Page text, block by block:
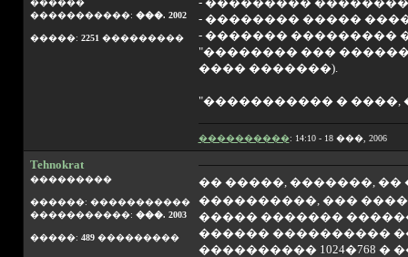
������
�����������: ���. 2002
�����: 2251 ���������
- �������� �����
- ������� ���������
"�������� ���
���� �������).
"����������� �
����������: 14:10 - 18 ���, 2006
Tehnokrat
���������
������: �����������
�����������: ���. 2003
�����: 489���������
�� �����, �������,
����������, ���
����� �������
������ ����������
���������� 1024�768